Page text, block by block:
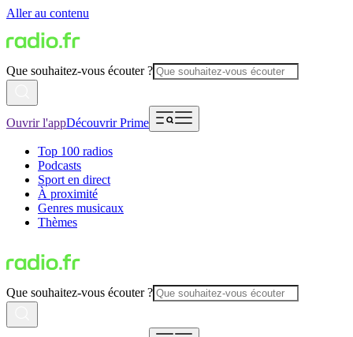
Aller au contenu
Que souhaitez-vous écouter ?
Ouvrir l'appDécouvrir Prime
Top 100 radios
Podcasts
Sport en direct
À proximité
Genres musicaux
Thèmes
Que souhaitez-vous écouter ?